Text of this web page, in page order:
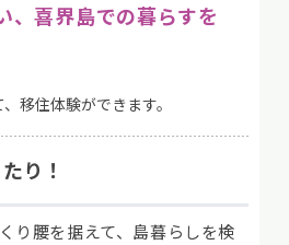
、喜界島での暮らすを
移住体験ができます。
り！
り腰を据えて、島暮らしを検